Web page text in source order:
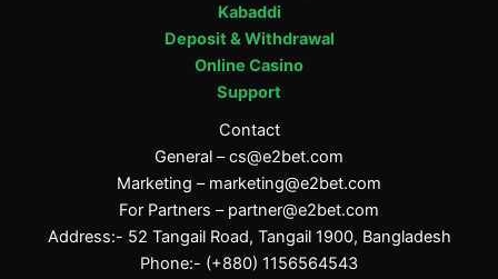
Kabaddi
Deposit & Withdrawal
Online Casino
Support
Contact
General –cs@e2bet.com
Marketing – marketing@e2bet.com
For Partners – partner@e2bet.com
Address:- 52 Tangail Road, Tangail 1900, Bangladesh
Phone:- (+880) 1156564543